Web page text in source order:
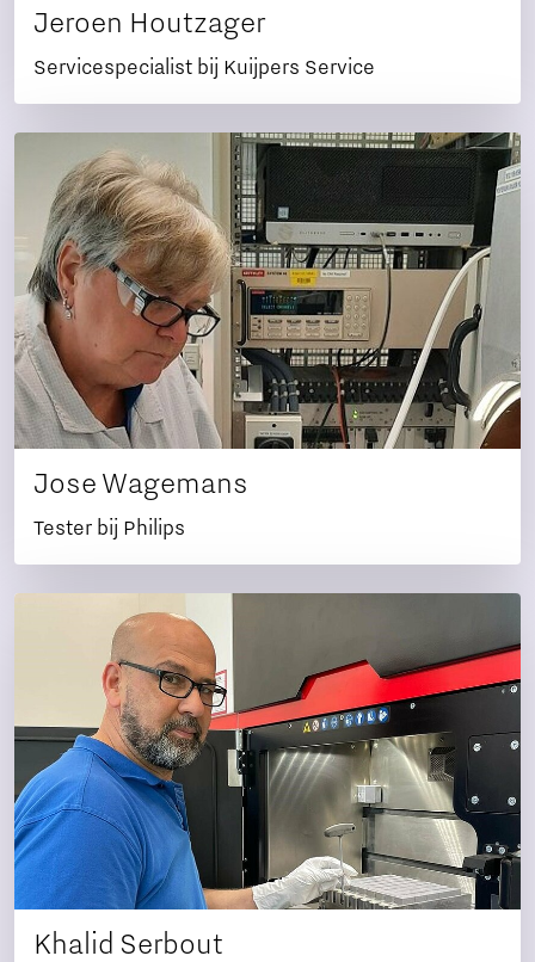
Jeroen Houtzager
Servicespecialist bij Kuijpers Service
Jose Wagemans
Tester bij Philips
Khalid Serbout